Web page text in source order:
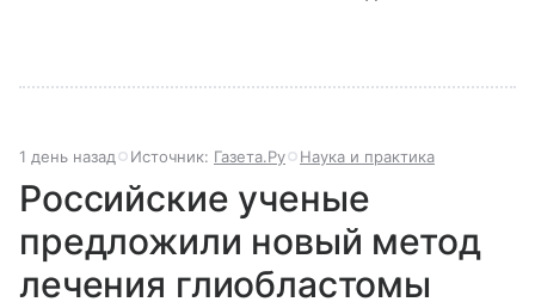
1 день назад Источник: Газета.Ру Наука и практика
Российские ученые
предложили новый метод
лечения глиобластомы